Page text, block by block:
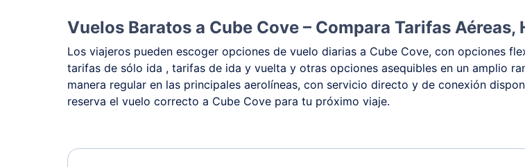
Vuelos Baratos a Cube Cove – Compara Tarifas
Los viajeros pueden escoger opciones de vuelo diarias a Cube Cove, con opciones
tarifas de sólo ida , tarifas de ida y vuelta y otras opciones asequibles en un amplio
manera regular en las principales aerolíneas, con servicio directo y de conexión
reserva el vuelo correcto a Cube Cove para tu próximo viaje.